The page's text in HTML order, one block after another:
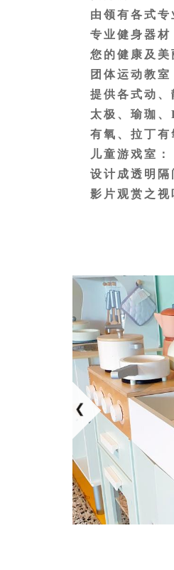
由领有各式
专业健身器
您的健康及美
团体运动教室
提供各式动
太极、瑜珈
有氧、拉丁有
儿童游戏室：
设计成透明
影片观赏之视
使用健身中
禁进入。
患有高血压
血醣过低、
禁止参加各项
为维持清洁
当您计划进
的理由，应
需要时方能
为维护使用
以下70 岁以
负全部责任。